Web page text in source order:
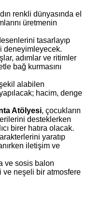
renkli dünyasında el
üretmenin
tasarlayıp
deneyimleyecek.
adımlar ve ritimler
bağ kurmasını
alabilen
hacim, denge
Atölyesi, çocukların
desteklerken
birer hatıra olacak.
yaratıp
iletişim ve
ve sosis balon
neşeli bir atmosfere